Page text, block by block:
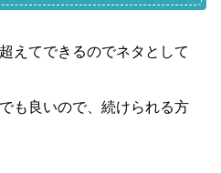
えてできるのでネタとして
も良いので、続けられる方